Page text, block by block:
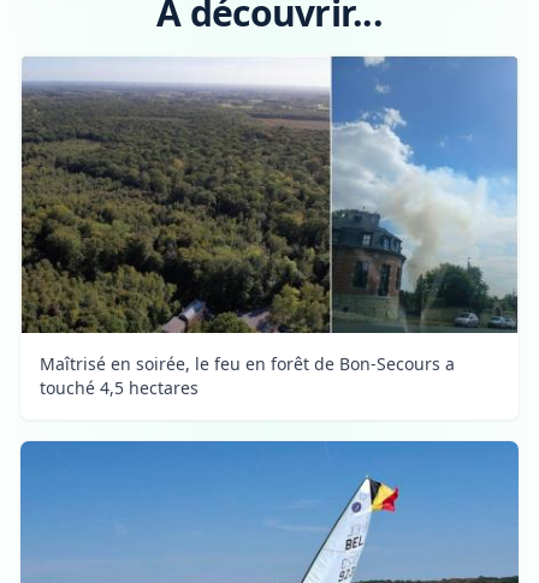
A découvrir...
Maîtrisé en soirée, le feu en forêt de Bon-Secours a
touché 4,5 hectares